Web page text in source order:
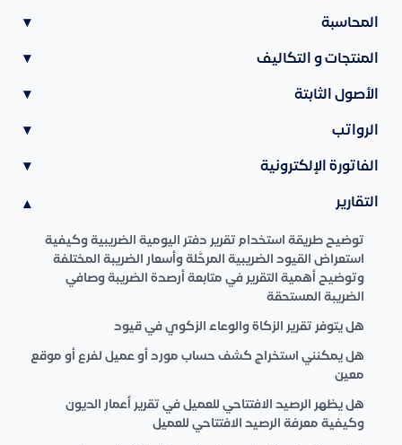
المحاسبة ▾
المنتجات و التكاليف ▾
الأصول الثابتة ▾
الرواتب ▾
الفاتورة الإلكترونية ▾
التقارير ▾
توضيح طريقة استخدام تقرير دفتر اليومية الضريبية وكيفية
استعراض القيود الضريبية المرحَّلة وأسعار الضريبة المختلفة
وتوضيح أهمية التقرير في متابعة أرصدة الضريبة وصافي
الضريبة المستحقة
هل يتوفر تقرير الزكاة والوعاء الزكوي في قيود
هل يمكنني استخراج كشف حساب مورد أو عميل لفرع أو موقع
معين
هل يظهر الرصيد الافتتاحي للعميل في تقرير أعمار الديون
وكيفية معرفة الرصيد الافتتاحي للعميل